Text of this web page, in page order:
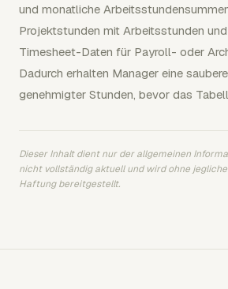
und monatliche
Projektstunden mit Arbeitsstunden
Timesheet-Daten für Payroll- oder
Dadurch erhalten Manager eine
genehmigter Stunden, bevor das
Dieser Inhalt dient nur der allgemeinen
nicht vollständig aktuell und wird ohne
Haftung bereitgestellt.